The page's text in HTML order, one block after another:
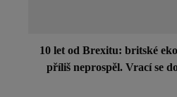
10 let od Brexitu: britské
příliš neprospěl. Vrací se